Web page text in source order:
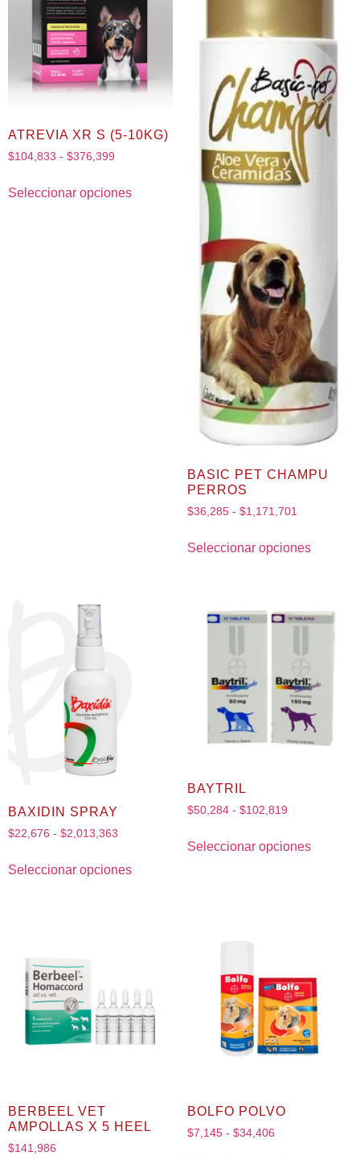
ATREVIA XR S (5-10KG)
$104,833 - $376,399
Seleccionar opciones
BASIC PET CHAMPU
PERROS
$36,285 - $1,171,701
Seleccionar opciones
BAXIDIN SPRAY
$22,676 - $2,013,363
Seleccionar opciones
BAYTRIL
$50,284 - $102,819
Seleccionar opciones
BERBEEL VET
AMPOLLAS X 5 HEEL
$141,986
BOLFO POLVO
$7,145 - $34,406